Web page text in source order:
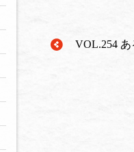
VOL.254